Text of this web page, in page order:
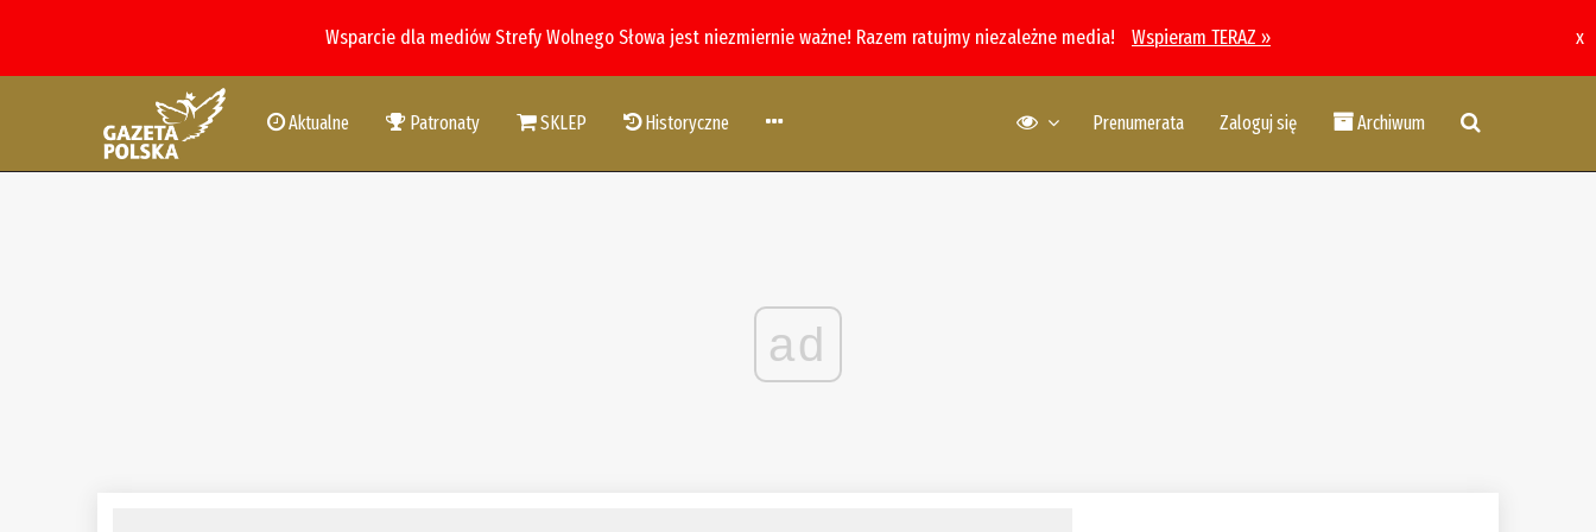
Wsparcie dla mediów Strefy Wolnego Słowa jest niezmiernie ważne! Razem ratujmy niezależne media! Wspieram TERAZ » x
Aktualne Patronaty SKLEP Historyczne Prenumerata Zaloguj się Archiwum
ad